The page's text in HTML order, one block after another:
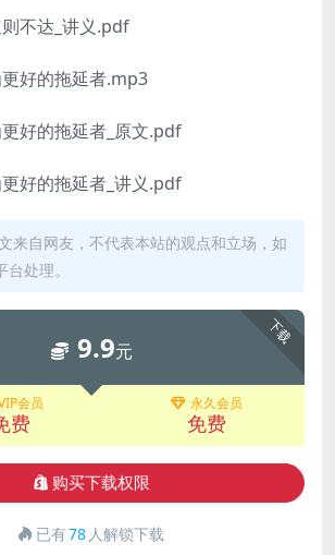
不达_讲义.pdf
好的拖延者.mp3
的拖延者_原文.pdf
的拖延者_讲义.pdf
来自网友，不代表本站的观点和立场，如
处理。
下载
9.9元
会员
费
永久会员
免费
购买下载权限
已有78 人解锁下载